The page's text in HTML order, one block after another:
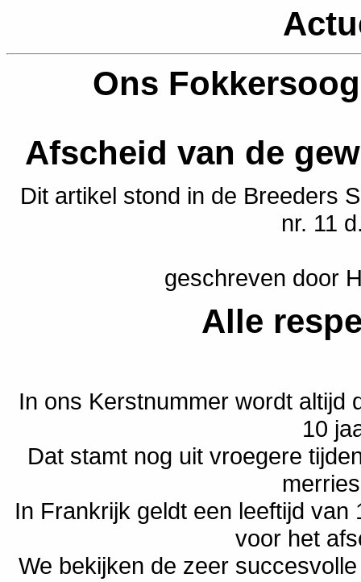
Ons
Afscheid van de
Dit artikel stond in de Breeders
nr. 11
geschreven door
Alle
In ons Kerstnummer wordt altijd
10
Dat stamt nog uit vroegere
In Frankrijk geldt een leeftijd
voor het
We bekijken de zeer